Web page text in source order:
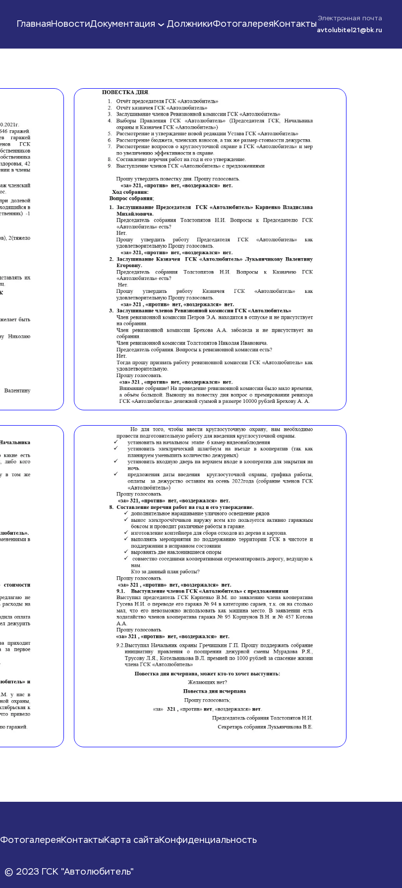
ГлавнаяНовостиДокументация ДолжникиФотогалереяКонтакты
Электронная почта
avtolubitel21@bk.ru
ФотогалереяКонтактыКарта сайтаКонфиденциальность
© 2023 ГСК "Автолюбитель"